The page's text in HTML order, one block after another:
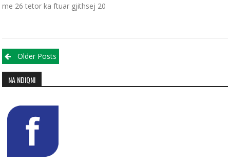
me 26 tetor ka ftuar gjithsej 20
Posts navigation
Older Posts
NA NDIQNI